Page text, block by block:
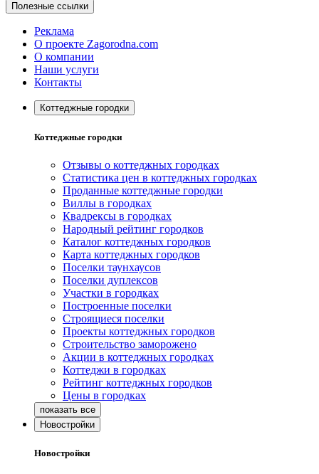
Полезные ссылки
Реклама
О проекте Zagorodna.com
О компании
Наши услуги
Контакты
Коттеджные городки
Коттеджные городки
Отзывы о коттеджных городках
Статистика цен в коттеджных городках
Проданные коттеджные городки
Виллы в городках
Квадрексы в городках
Народный рейтинг городков
Каталог коттеджных городков
Карта коттеджных городков
Поселки таунхаусов
Поселки дуплексов
Участки в городках
Построенные поселки
Строящиеся поселки
Проекты коттеджных городков
Строительство заморожено
Акции в коттеджных городках
Коттеджи в городках
Рейтинг коттеджных городков
Цены в городках
Новостройки
Новостройки